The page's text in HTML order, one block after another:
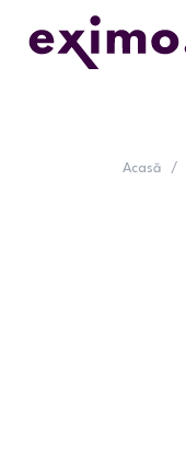
Acasă /